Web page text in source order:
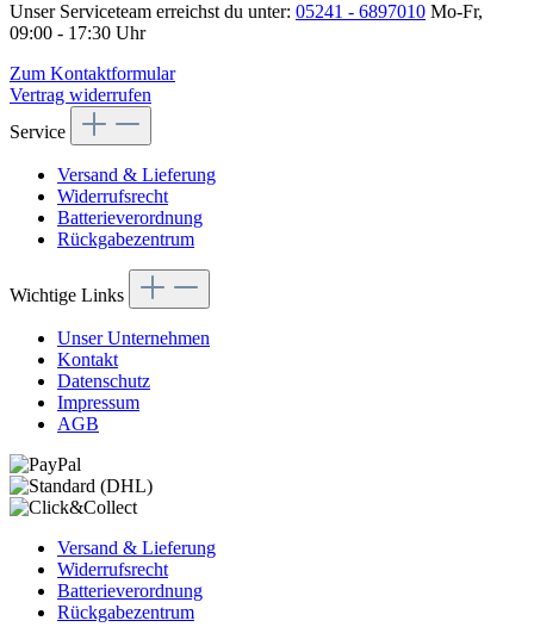
Unser Serviceteam erreichst du unter: 05241 - 6897010 Mo-Fr,
09:00 - 17:30 Uhr
Zum Kontaktformular
Vertrag widerrufen
Service
Versand & Lieferung
Widerrufsrecht
Batterieverordnung
Rückgabezentrum
Wichtige Links
Unser Unternehmen
Kontakt
Datenschutz
Impressum
AGB
Versand & Lieferung
Widerrufsrecht
Batterieverordnung
Rückgabezentrum